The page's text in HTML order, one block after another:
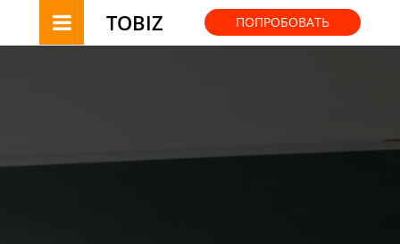
TOBIZ ПОПРОБОВАТЬ